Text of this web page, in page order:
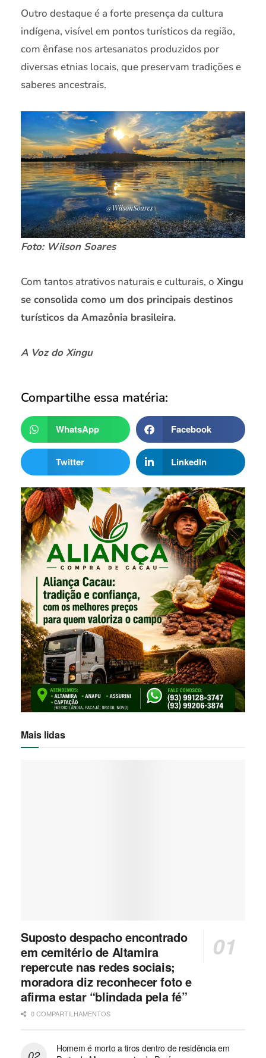
Outro destaque é a forte presença da cultura
indígena, visível em pontos turísticos da região,
com ênfase nos artesanatos produzidos por
diversas etnias locais, que preservam tradições e
saberes ancestrais.
Foto: Wilson Soares
Com tantos atrativos naturais e culturais, o Xingu
se consolida como um dos principais destinos
turísticos da Amazônia brasileira.
A Voz do Xingu
Compartilhe essa matéria:
WhatsApp Facebook
Twitter LinkedIn
Mais lidas
Suposto despacho encontrado
em cemitério de Altamira
repercute nas redes sociais;
moradora diz reconhecer foto e
afirma estar “blindada pela fé”
0 COMPARTILHAMENTOS
Homem é morto a tiros dentro de residência em